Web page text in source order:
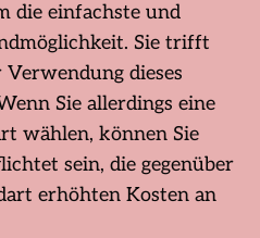
die einfachste und
Sie trifft
dieses
Sie allerdings eine
wählen, können Sie
sein, die gegenüber
erhöhten Kosten an